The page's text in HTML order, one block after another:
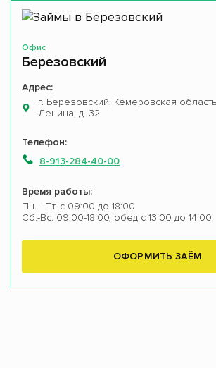
Офис
Березовский
Адрес:
г. Березовский, Кемеровская
Ленина, д. 32
Телефон:
8-913-284-40-00
Время работы:
Пн. - Пт. с 09:00 до 18:00
Сб.-Вс. 09:00-18:00, обед с 13:00 до 14:00
ОФОРМИТЬ ЗАЁМ